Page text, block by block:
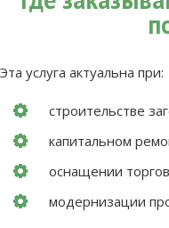
Эта услуга актуальна при:
строительстве
капитальном
оснащении
модернизации